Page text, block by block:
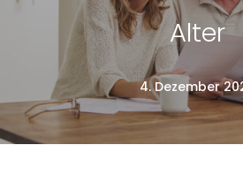
Alter
4. Dezember